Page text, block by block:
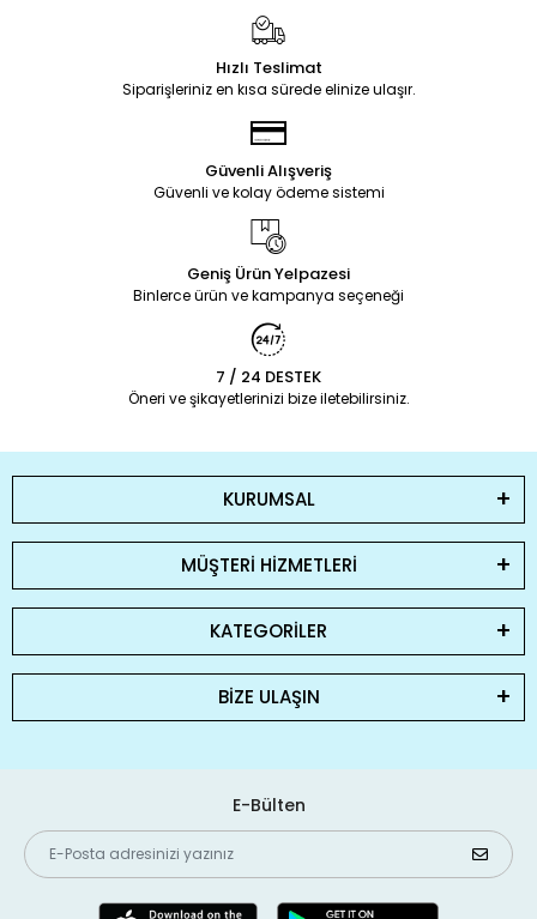
Hızlı Teslimat
Siparişleriniz en kısa sürede elinize ulaşır.
Güvenli Alışveriş
Güvenli ve kolay ödeme sistemi
Geniş Ürün Yelpazesi
Binlerce ürün ve kampanya seçeneği
7 / 24 DESTEK
Öneri ve şikayetlerinizi bize iletebilirsiniz.
KURUMSAL
MÜŞTERİ HİZMETLERİ
KATEGORİLER
BİZE ULAŞIN
E-Bülten